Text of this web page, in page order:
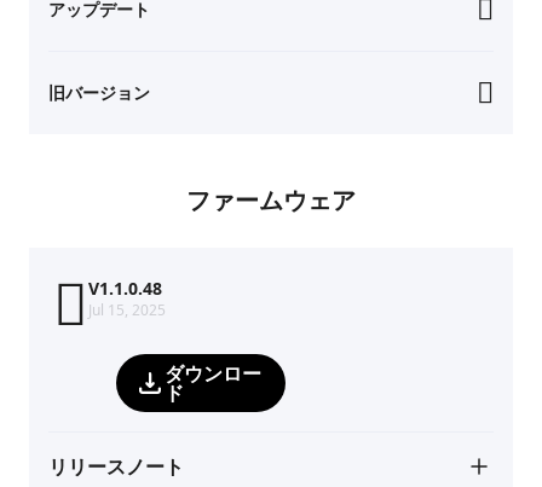
アップデート
旧バージョン
ファームウェア
V1.1.0.48
Jul 15, 2025
ダウンロー
ド
リリースノート